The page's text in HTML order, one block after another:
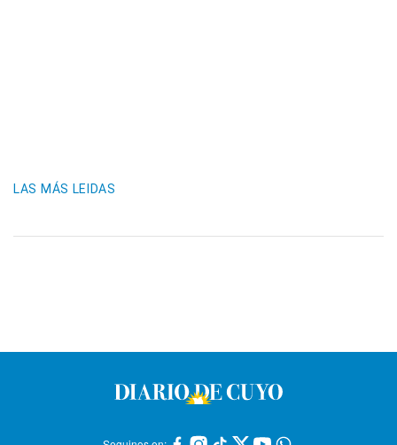
LAS MÁS LEIDAS